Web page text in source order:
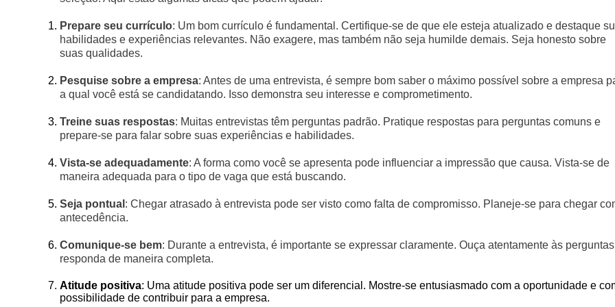
Prepare seu currículo: Um bom currículo é fundamental. Certifique-se de que ele esteja atualizado e destaque
habilidades e experiências relevantes. Não exagere, mas também não seja humilde demais. Seja honesto sobre
suas qualidades.
Pesquise sobre a empresa: Antes de uma entrevista, é sempre bom saber o máximo possível sobre a empresa
a qual você está se candidatando. Isso demonstra seu interesse e comprometimento.
Treine suas respostas: Muitas entrevistas têm perguntas padrão. Pratique respostas para perguntas comuns e
prepare-se para falar sobre suas experiências e habilidades.
Vista-se adequadamente: A forma como você se apresenta pode influenciar a impressão que causa. Vista-se de
maneira adequada para o tipo de vaga que está buscando.
Seja pontual : Chegar atrasado à entrevista pode ser visto como falta de compromisso. Planeje-se para chegar
antecedência.
Comunique-se bem: Durante a entrevista, é importante se expressar claramente. Ouça atentamente às
responda de maneira completa.
Atitude positiva: Uma atitude positiva pode ser um diferencial. Mostre-se entusiasmado com a oportunidade e
possibilidade de contribuir para a empresa.